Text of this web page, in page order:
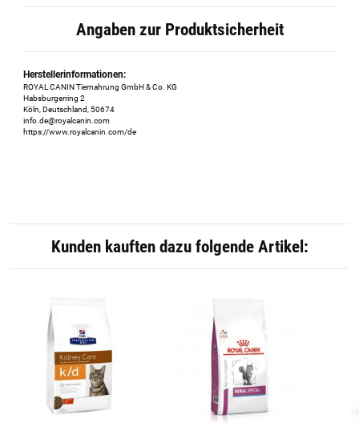
Angaben zur Produktsicherheit
Herstellerinformationen:
ROYAL CANIN Tiernahrung GmbH & Co. KG
Habsburgerring 2
Köln, Deutschland, 50674
info.de@royalcanin.com
https://www.royalcanin.com/de
Kunden kauften dazu folgende Artikel: